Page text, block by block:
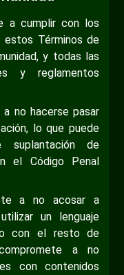
a cumplir con los
estos Términos de
y todas las
y reglamentos
no hacerse pasar
lo que puede
de
el Código Penal
a no acosar a
un lenguaje
con el resto de
a no
con contenidos